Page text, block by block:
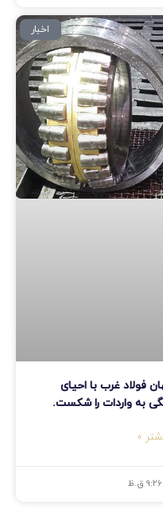
اخبار
فولاد غرب با احیای
به واردات را شکست.
»
9:26 ق.ظ